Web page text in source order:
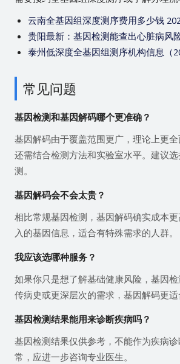
云南全基因组深度测序费用多少钱
贵阳最新：基因检测能查出心脏病风
泰州低深度全基因组测序机构信息（
常见问题
基因检测和基因解码哪个更准确？
基因解码由于覆盖范围更广，理论上更
还需结合检测方法和实验室水平。建议
测。
基因解码会不会太贵？
相比常规基因检测，基因解码确实成本
入的基因信息，适合有特殊需求的人群。
我应该选哪种服务？
如果你只是想了解基础健康风险，基因
传病史或更深层次的需求，基因解码更适
基因检测结果能用来诊断疾病吗？
基因检测结果仅供参考，不能作为疾病
常，应进一步咨询专业医生。